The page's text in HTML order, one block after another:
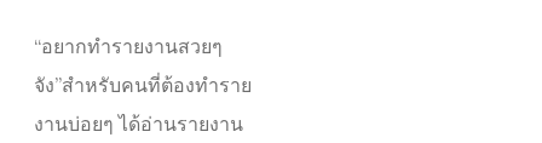
“อยากทำรายงานสวยๆ
จัง”สำหรับคนที่ต้องทำราย
งานบ่อยๆ ได้อ่านรายงาน